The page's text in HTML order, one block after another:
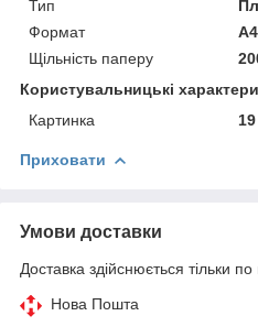
Тип
Формат
A4
Щільність паперу
Користувальницькі
Картинка
19
Приховати
Умови доставки
Доставка здійснюється тільки по
Нова Пошта